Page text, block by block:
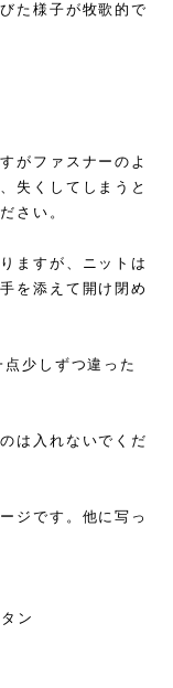
た様子が牧歌的で
がファスナーのよ
失くしてしまうと
さい。
ますが、ニットは
を添えて開け閉め
少しずつ違った
は入れないでくだ
ジです。他に写っ
ン